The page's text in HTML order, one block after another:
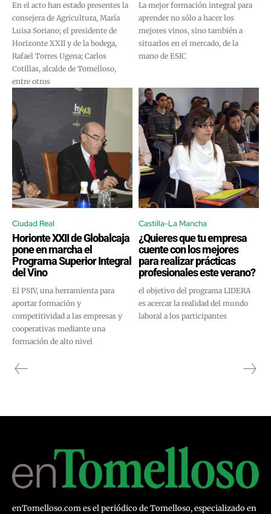
En el acto han estado presentes la
consejera de Agricultura, María
Luisa Soriano; el presidente de
Horizonte XXII y de la bodega,
Rafael Torres Ugena; Carlos
Cotillas, alcalde de Tomelloso,
entre otros
La mejor formación integral para
aprender no sólo a hacer los
mejores vinos, sino también a
situarlos en el mercado, de la
mano de ESIC
Ciudad Real
Horionte XXII de Globalcaja
pone en marcha el
Programa Superior Integral
del Vino
El PSIV, una herramienta para
aportar formación y
competitividad a las empresas y
cooperativas mediante una
formación de alto nivel
Castilla-La Mancha
¿Quieres que tu empresa
cuente con los mejores
para realizar prácticas
profesionales este verano?
el objetivo del programa LIDERA
es acercar la realidad del mundo
laboral a los participantes
enTomelloso.com es el periódico de Tomelloso, especializado en